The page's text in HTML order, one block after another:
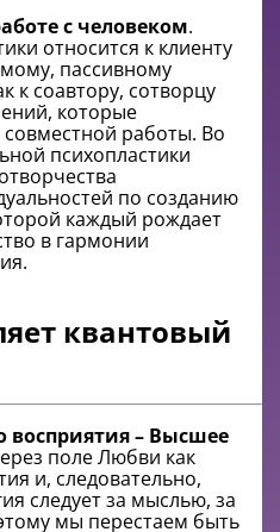
с человеком.
относится к клиенту
пассивному
к соавтору, сотворцу
которые
работы. Во
психопластики
по созданию
каждый рождает
в гармонии
квантовый
восприятия – Высшее
поле Любви как
и, следовательно,
следует за мыслью, за
мы перестаем быть